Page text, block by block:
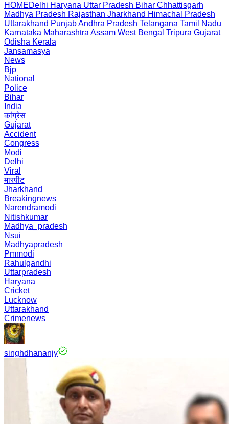
HOMEDelhi Haryana Uttar Pradesh Bihar Chhattisgarh
Madhya Pradesh Rajasthan Jharkhand Himachal Pradesh
Uttarakhand PunjabAndhra Pradesh Telangana Tamil Nadu
Karnataka Maharashtra Assam West Bengal Tripura Gujarat
Odisha Kerala
Jansamasya
News
Bjp
National
Police
Bihar
India
कांग्रेस
Gujarat
Accident
Congress
Modi
Delhi
Viral
मारपीट
Jharkhand
Breakingnews
Narendramodi
Nitishkumar
Madhya_pradesh
Nsui
Madhyapradesh
Pmmodi
Rahulgandhi
Uttarpradesh
Haryana
Cricket
Lucknow
Uttarakhand
Crimenews
singhdhananjy